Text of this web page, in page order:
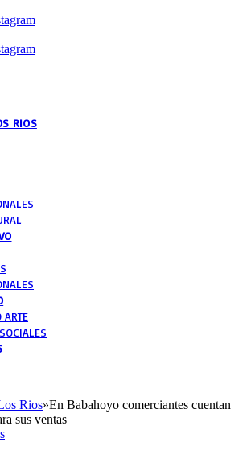
RIOS
ARTE
Rios»En Babahoyo comerciantes cuentan
sus ventas